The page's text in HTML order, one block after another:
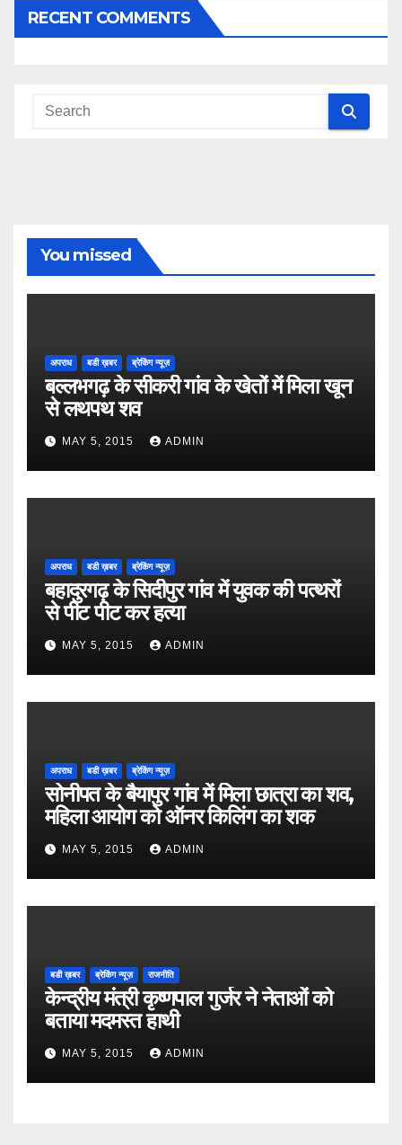
RECENT COMMENTS
You missed
अपराध बडी ख़बर ब्रेकिंग न्यूज़
बल्लभगढ़ के सीकरी गांव के खेतों में मिला खून
से लथपथ शव
MAY 5, 2015 ADMIN
अपराध बडी ख़बर ब्रेकिंग न्यूज़
बहादुरगढ़ के सिदीपुर गांव में युवक की पत्थरों
से पीट पीट कर हत्या
MAY 5, 2015 ADMIN
अपराध बडी ख़बर ब्रेकिंग न्यूज़
सोनीपत के बैयापुर गांव में मिला छात्रा का शव,
महिला आयोग को ऑनर किलिंग का शक
MAY 5, 2015 ADMIN
बडी ख़बर ब्रेकिंग न्यूज़ राजनीति
केन्द्रीय मंत्री कृष्णपाल गुर्जर ने नेताओं को
बताया मदमस्त हाथी
MAY 5, 2015 ADMIN